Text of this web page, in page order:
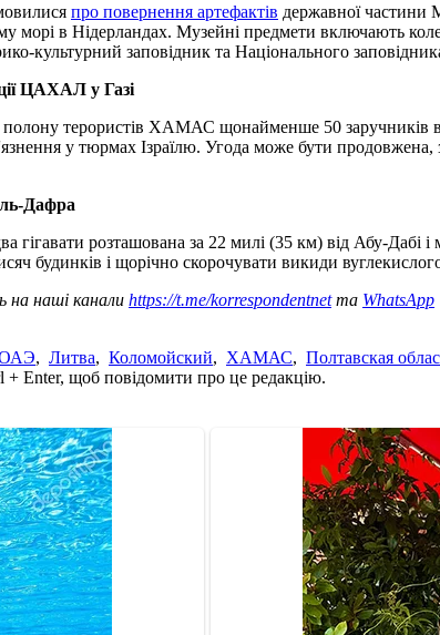
про повернення артефактів державної частини
морі в Нідерландах. Музейні предмети включають
культурний заповідник та Національного
ЦАХАЛ у Газі
полону терористів ХАМАС щонайменше 50 заручників
у тюрмах Ізраїлю. Угода може бути
Дафра
гігавати розташована за 22 милі (35 км) від Абу-
будинків і щорічно скорочувати викиди вуглекислого
на наші канали https://t.me/korrespondentnetта WhatsApp
, Литва, Коломойский, ХАМАС, Полтавская
+ Enter, щоб повідомити про це редакцію.